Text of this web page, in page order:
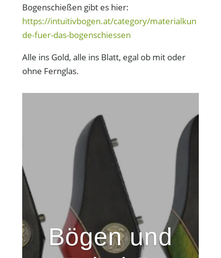
Bogenschießen gibt es hier:
https://intuitivbogen.at/category/materialkun
de-fuer-das-bogenschiessen
Alle ins Gold, alle ins Blatt, egal ob mit oder
ohne Fernglas.
Bögen und